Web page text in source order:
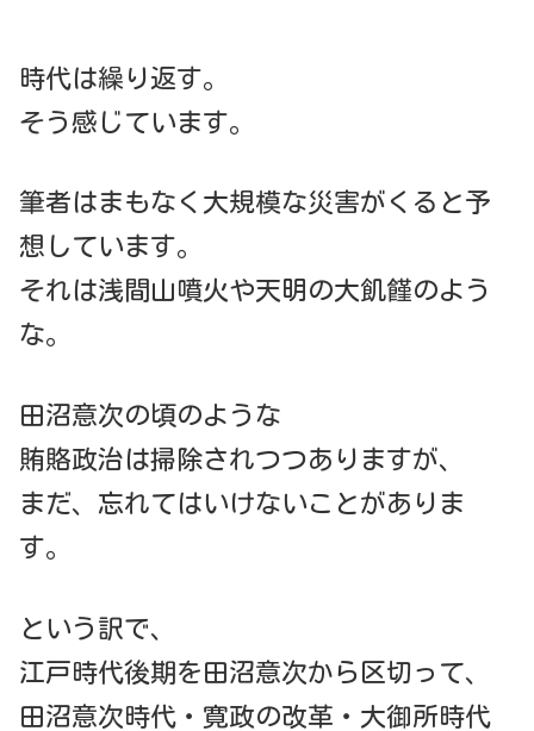
時代は繰り返す。
そう感じています。
筆者はまもなく大規模な災害がくると予
想しています。
それは浅間山噴火や天明の大飢饉のよう
な。
田沼意次の頃のような
賄賂政治は掃除されつつありますが、
まだ、忘れてはいけないことがありま
す。
という訳で、
江戸時代後期を田沼意次から区切って、
田沼意次時代・寛政の改革・大御所時代